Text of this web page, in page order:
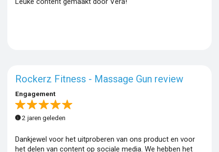
Rockerz Fitness - Massage Gun review
Engagement
2 jaren geleden
Dankjewel voor het uitproberen van ons product en voor
het delen van content op sociale media. We hebben het